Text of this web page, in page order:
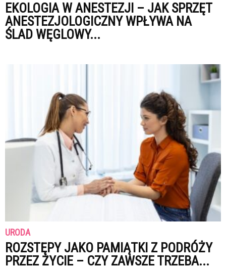
EKOLOGIA W ANESTEZJI – JAK SPRZĘT
ANESTEZJOLOGICZNY WPŁYWA NA
ŚLAD WĘGLOWY...
URODA
ROZSTĘPY JAKO PAMIĄTKI Z PODRÓŻY
PRZEZ ŻYCIE – CZY ZAWSZE TRZEBA...